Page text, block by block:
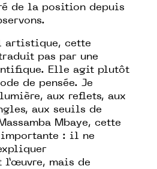
de la position depuis
artistique, cette
pas par une
Elle agit plutôt
de pensée. Je
aux reflets, aux
aux seuils de
Mbaye, cette
: il ne
mais de